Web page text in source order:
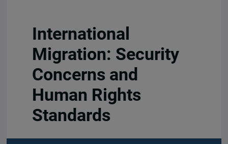
International
Migration: Security
Concerns and
Human Rights
Standards